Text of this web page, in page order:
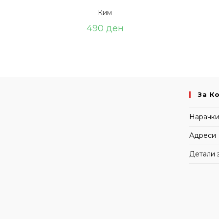
Ким
490 ден
За
Нарачки
Адреси
Детали